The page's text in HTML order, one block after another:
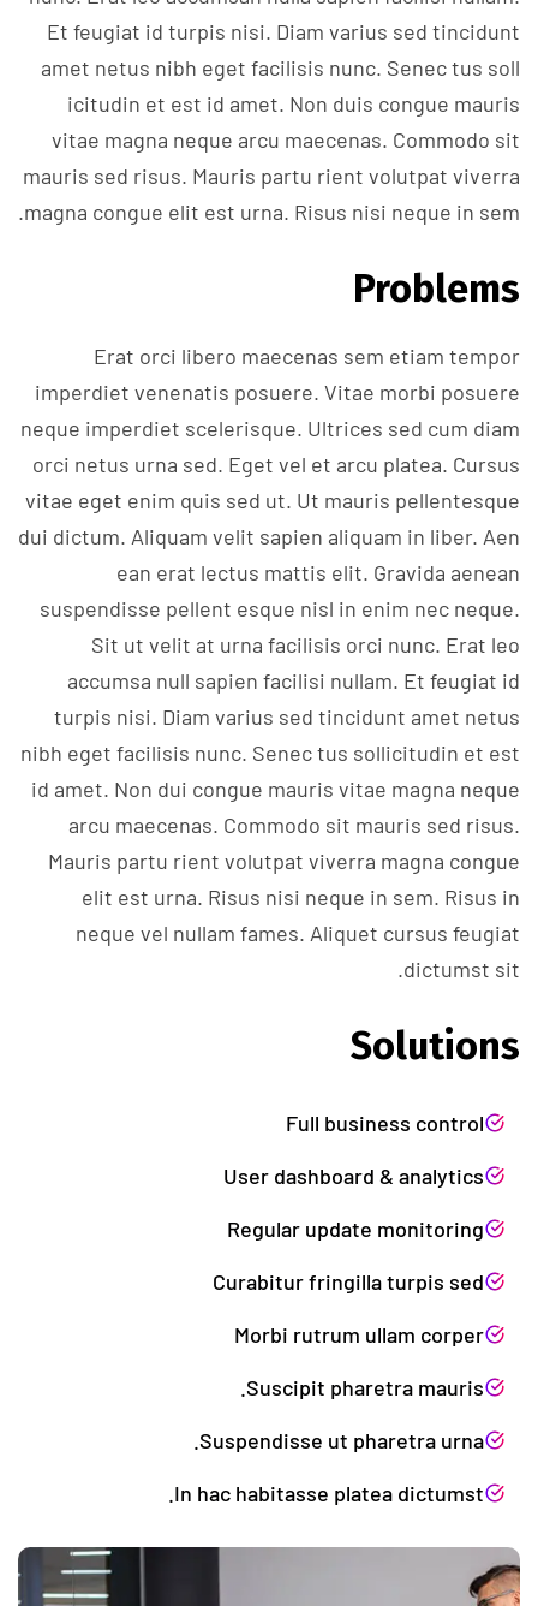
Et feugiat id turpis nisi. Diam varius sed tincidunt
amet netus nibh eget facilisis nunc. Senec tus soll
icitudin et est id amet. Non duis congue mauris
vitae magna neque arcu maecenas. Commodo sit
mauris sed risus. Mauris partu rient volutpat viverra
magna congue elit est urna. Risus nisi neque in sem.
Problems
Erat orci libero maecenas sem etiam tempor
imperdiet venenatis posuere. Vitae morbi posuere
neque imperdiet scelerisque. Ultrices sed cum diam
orci netus urna sed. Eget vel et arcu platea. Cursus
vitae eget enim quis sed ut. Ut mauris pellentesque
dui dictum. Aliquam velit sapien aliquam in liber. Aen
ean erat lectus mattis elit. Gravida aenean
suspendisse pellent esque nisl in enim nec neque.
Sit ut velit at urna facilisis orci nunc. Erat leo
accumsa null sapien facilisi nullam. Et feugiat id
turpis nisi. Diam varius sed tincidunt amet netus
nibh eget facilisis nunc. Senec tus sollicitudin et est
id amet. Non dui congue mauris vitae magna neque
arcu maecenas. Commodo sit mauris sed risus.
Mauris partu rient volutpat viverra magna congue
elit est urna. Risus nisi neque in sem. Risus in
neque vel nullam fames. Aliquet cursus feugiat
dictumst sit.
Solutions
Full business control
User dashboard & analytics
Regular update monitoring
Curabitur fringilla turpis sed
Morbi rutrum ullam corper
Suscipit pharetra mauris.
Suspendisse ut pharetra urna.
In hac habitasse platea dictumst.